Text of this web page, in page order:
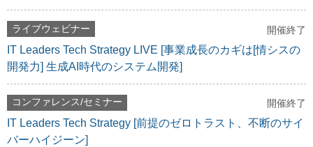
ライブウェビナー 開催終了
IT Leaders Tech Strategy LIVE [事業成長のカギは[情シスの
開発力] 生成AI時代のシステム開発]
コンファレンス/セミナー 開催終了
IT Leaders Tech Strategy [前提のゼロトラスト、不断のサイ
バーハイジーン]